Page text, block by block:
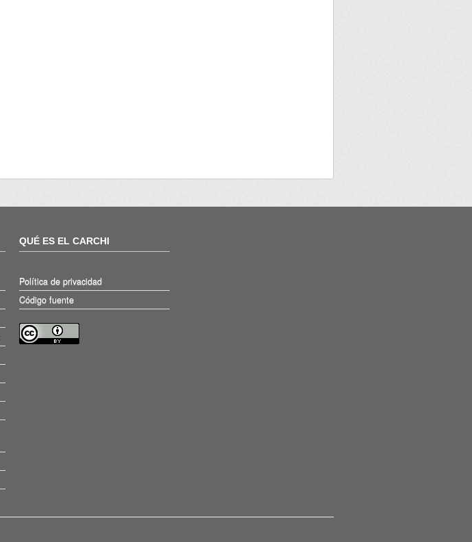
QUÉ ES EL CARCHI
Política de privacidad
Código fuente